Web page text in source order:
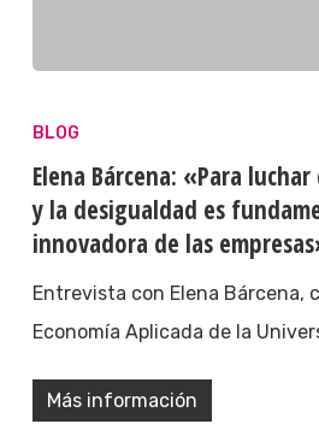
BLOG
Elena Bárcena: «Para
y la desigualdad es
innovadora de las
Entrevista con Elena Bárcena,
Economía Aplicada de la
Más información